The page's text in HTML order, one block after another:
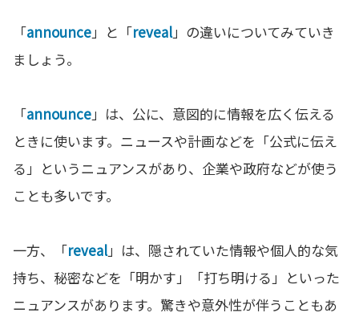
「announce」と「reveal」の違いについてみていき
ましょう。
「announce」は、公に、意図的に情報を広く伝える
ときに使います。ニュースや計画などを「公式に伝え
る」というニュアンスがあり、企業や政府などが使う
ことも多いです。
一方、「reveal」は、隠されていた情報や個人的な気
持ち、秘密などを「明かす」「打ち明ける」といった
ニュアンスがあります。驚きや意外性が伴うこともあ